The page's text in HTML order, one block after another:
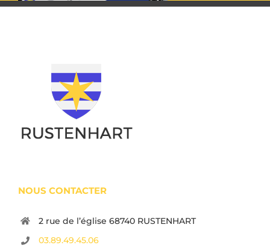
NOUS CONTACTER
2 rue de l’église 68740 RUSTENHART
03.89.49.45.06